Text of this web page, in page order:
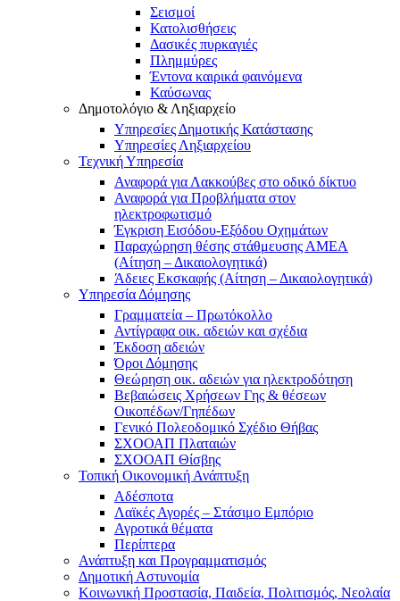
Σεισμοί
Κατολισθήσεις
Δασικές πυρκαγιές
Πλημμύρες
Έντονα καιρικά φαινόμενα
Καύσωνας
Δημοτολόγιο & Ληξιαρχείο
Υπηρεσίες Δημοτικής Κατάστασης
Υπηρεσίες Ληξιαρχείου
Τεχνική Υπηρεσία
Αναφορά για Λακκούβες στο οδικό δίκτυο
Αναφορά για Προβλήματα στον
ηλεκτροφωτισμό
Έγκριση Εισόδου-Εξόδου Οχημάτων
Παραχώρηση θέσης στάθμευσης ΑΜΕΑ
(Αίτηση – Δικαιολογητικά)
Άδειες Εκσκαφής (Αίτηση – Δικαιολογητικά)
Υπηρεσία Δόμησης
Γραμματεία – Πρωτόκολλο
Αντίγραφα οικ. αδειών και σχέδια
Έκδοση αδειών
Όροι Δόμησης
Θεώρηση οικ. αδειών για ηλεκτροδότηση
Βεβαιώσεις Χρήσεων Γης & θέσεων
Οικοπέδων/Γηπέδων
Γενικό Πολεοδομικό Σχέδιο Θήβας
ΣΧΟΟΑΠ Πλαταιών
ΣΧΟΟΑΠ Θίσβης
Τοπική Οικονομική Ανάπτυξη
Αδέσποτα
Λαϊκές Αγορές – Στάσιμο Εμπόριο
Αγροτικά θέματα
Περίπτερα
Ανάπτυξη και Προγραμματισμός
Δημοτική Αστυνομία
Κοινωνική Προστασία, Παιδεία, Πολιτισμός, Νεολαία